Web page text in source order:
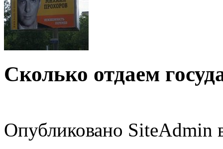
Сколько отдаем
Опубликовано SiteAdmin